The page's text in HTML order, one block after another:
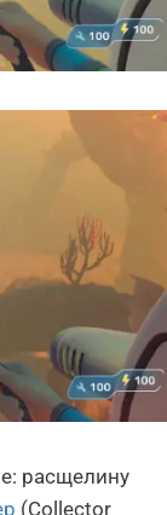
расщелину
(Collector